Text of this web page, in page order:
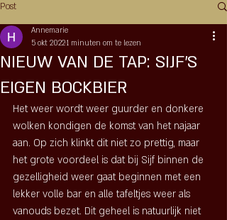
Post
NIEUW VAN DE TAP: SIJF'S
EIGEN BOCKBIER
Annemarie
5 okt 20221 minuten om te lezen
Het weer wordt weer guurder en donkere
wolken kondigen de komst van het najaar
aan. Op zich klinkt dit niet zo prettig, maar
het grote voordeel is dat bij Sijf binnen de
gezelligheid weer gaat beginnen met een
lekker volle bar en alle tafeltjes weer als
vanouds bezet. Dit geheel is natuurlijk niet